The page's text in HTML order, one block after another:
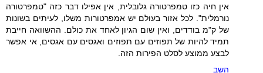
אין חיה כזו טמפרטורה גלובלית, אין אפילו דבר כזה "טמפרטורה
נורמלית". לכל אזור בעולם יש אמפרטורות משלו, לעיתים בשונות
של ק"מ בודדים, ואין שום הגיון לאחד את כולם. ההשוואה חייבת
תמיד להיות של תפוזים עם תפוזים ואגסים עם אגסים, אי אפשר
לבצע ממוצע לסלט הפירות הזה.
השב